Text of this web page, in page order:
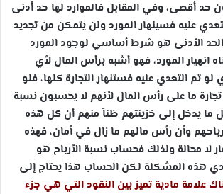
حد أقصى، وفي المقابل فالموارد لها حد أدنى
عليه فسينهار المورد ولن يتمكن من تجديد
الأدنى هو شرط أساسي لوجود المورد
المورد، فهو أشبه برأس المال لأي
تم التعدي عليه فستنهار التجارة كلها، فلو
ما على رأس المال لأنهم لا يحسبون نسبة
ما يدخل إلى خزينتهم ظناً منهم أن كل هذه
وأن رأس مالهم ما زال في أمان، فهذه
لا محالة ولذلك فحساب نسبة الأرباح هو
هذه المشكلة لكن الحساب هذا يحتاج إلى
علامة مادية تميز بين النقود التي هي جزء